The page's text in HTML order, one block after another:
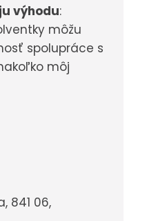
výhodu:
môžu
spolupráce s
môj
841 06,